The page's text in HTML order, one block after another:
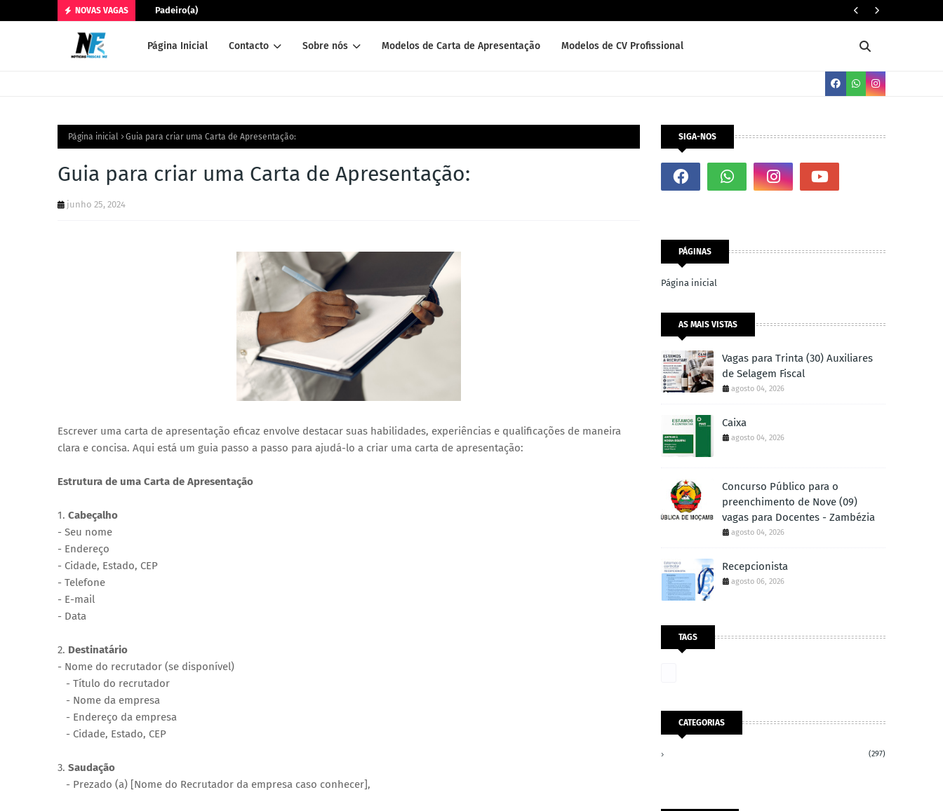
NOVAS VAGAS Padeiro(a)
Página Inicial Contacto Sobre nós Modelos de Carta de Apresentação Modelos de CV Profissional
Página inicial Guia para criar uma Carta de Apresentação:
Guia para criar uma Carta de Apresentação:
junho 25, 2024
Escrever uma carta de apresentação eficaz envolve destacar suas habilidades, experiências e qualificações de maneira
clara e concisa. Aqui está um guia passo a passo para ajudá-lo a criar uma carta de apresentação:
Estrutura de uma Carta de Apresentação
1. Cabeçalho
- Seu nome
- Endereço
- Cidade, Estado, CEP
- Telefone
- E-mail
- Data
2. Destinatário
- Nome do recrutador (se disponível)
- Título do recrutador
- Nome da empresa
- Endereço da empresa
- Cidade, Estado, CEP
3. Saudação
- Prezado (a) [Nome do Recrutador da empresa caso conhecer],
SIGA-NOS
PÁGINAS
Página inicial
AS MAIS VISTAS
Vagas para Trinta (30) Auxiliares
de Selagem Fiscal
agosto 04, 2026
Caixa
agosto 04, 2026
Concurso Público para o
preenchimento de Nove (09)
vagas para Docentes - Zambézia
agosto 04, 2026
Recepcionista
agosto 06, 2026
TAGS
CATEGORIAS
(297)